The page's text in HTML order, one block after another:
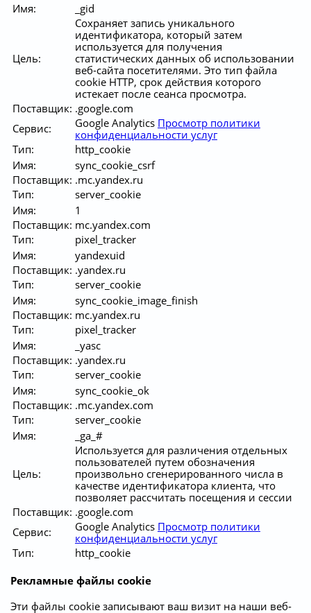
Имя:
_gid
Цель:
Сохраняет запись уникального
идентификатора, который затем
используется для получения
статистических данных об использовании
веб-сайта посетителями. Это тип файла
cookie HTTP, срок действия которого
истекает после сеанса просмотра.
Поставщик: .google.com
Сервис:
Google Analytics Просмотр политики
конфиденциальности услуг
Тип:
http_cookie
Имя:
sync_cookie_csrf
Поставщик: .mc.yandex.ru
Тип:
server_cookie
Имя:
1
Поставщик: mc.yandex.com
Тип:
pixel_tracker
Имя:
yandexuid
Поставщик: .yandex.ru
Тип:
server_cookie
Имя:
sync_cookie_image_finish
Поставщик: mc.yandex.ru
Тип:
pixel_tracker
Имя:
_yasc
Поставщик: .yandex.ru
Тип:
server_cookie
Имя:
sync_cookie_ok
Поставщик: .mc.yandex.com
Тип:
server_cookie
Имя:
_ga_#
Цель:
Используется для различения отдельных
пользователей путем обозначения
произвольно сгенерированного числа в
качестве идентификатора клиента, что
позволяет рассчитать посещения и сессии
Поставщик: .google.com
Сервис:
Google Analytics Просмотр политики
конфиденциальности услуг
Тип:
http_cookie
Рекламные файлы cookie
Эти файлы cookie записывают ваш визит на наши веб-